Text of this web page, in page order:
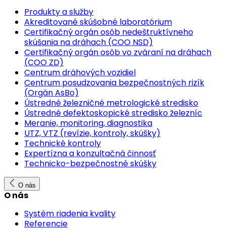
Produkty a služby
Akreditované skúšobné laboratórium
Certifikačný orgán osôb nedeštruktívneho
skúšania na dráhach (COO NSD)
Certifikačný orgán osôb vo zváraní na dráhach
(COO ZD)
Centrum dráhových vozidiel
Centrum posudzovania bezpečnostných rizík
(Orgán AsBo)
Ústredné železničné metrologické stredisko
Ústredné defektoskopické stredisko železníc
Meranie, monitoring, diagnostika
UTZ, VTZ (revízie, kontroly, skúšky)
Technické kontroly
Expertízna a konzultačná činnosť
Technicko-bezpečnostné skúšky
O nás
O nás
Systém riadenia kvality
Referencie